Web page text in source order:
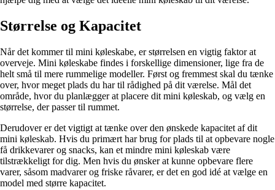
Størrelse og Kapacitet
Når det kommer til mini køleskabe, er størrelsen en vigtig faktor at
overveje. Mini køleskabe findes i forskellige dimensioner, lige fra de
helt små til mere rummelige modeller. Først og fremmest skal du tænke
over, hvor meget plads du har til rådighed på dit værelse. Mål det
område, hvor du planlægger at placere dit mini køleskab, og vælg en
størrelse, der passer til rummet.
Derudover er det vigtigt at tænke over den ønskede kapacitet af dit
mini køleskab. Hvis du primært har brug for plads til at opbevare nogle
få drikkevarer og snacks, kan et mindre mini køleskab være
tilstrækkeligt for dig. Men hvis du ønsker at kunne opbevare flere
varer, såsom madvarer og friske råvarer, er det en god idé at vælge en
model med større kapacitet.